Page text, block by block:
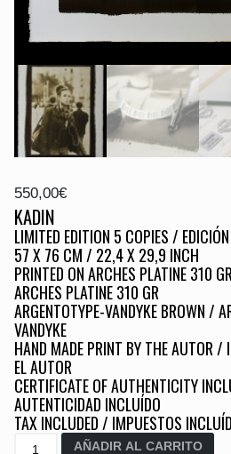
550,00€
KADIN
LIMITED EDITION 5 COPIES /
57 X 76 CM / 22,4 X 29,9 INCH
PRINTED ON ARCHES PLATINE 310
ARCHES PLATINE 310 GR
ARGENTOTYPE-VANDYKE BROWN /
VANDYKE
HAND MADE PRINT BY THE AUTOR /
EL AUTOR
CERTIFICATE OF AUTHENTICITY
AUTENTICIDAD INCLUÍDO
TAX INCLUDED / IMPUESTOS
Kadin
AÑADIR AL CARRITO